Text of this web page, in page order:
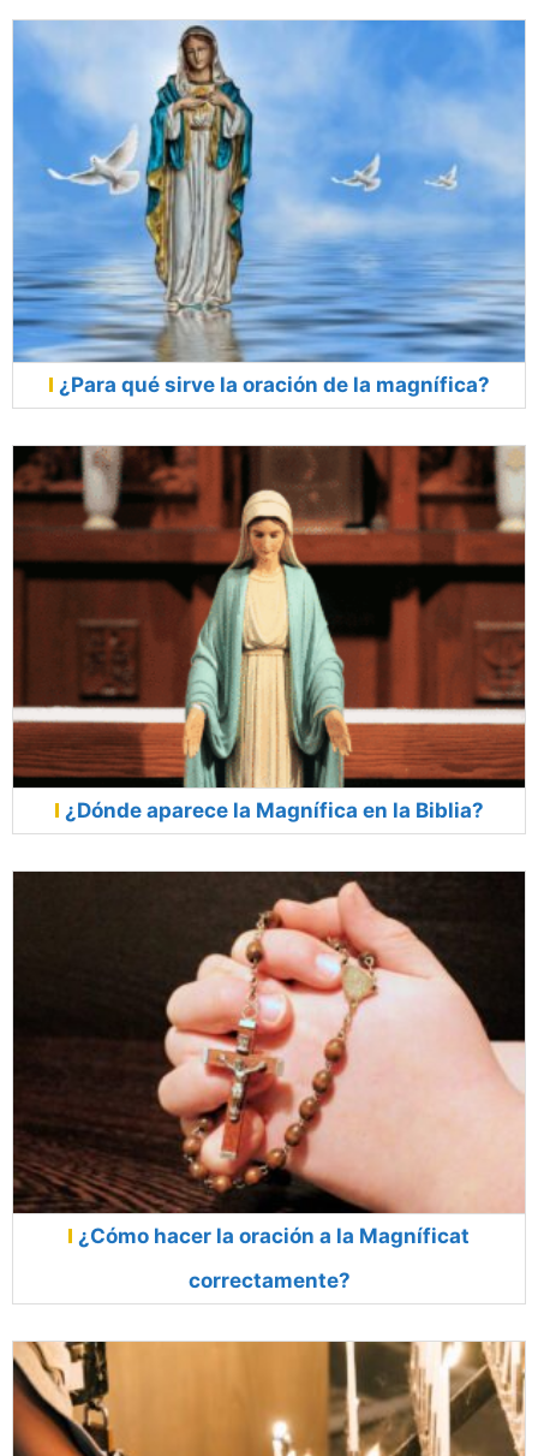
¿Para qué sirve la oración de la magnífica?
¿Dónde aparece la Magnífica en la Biblia?
¿Cómo hacer la oración a la Magníficat
correctamente?